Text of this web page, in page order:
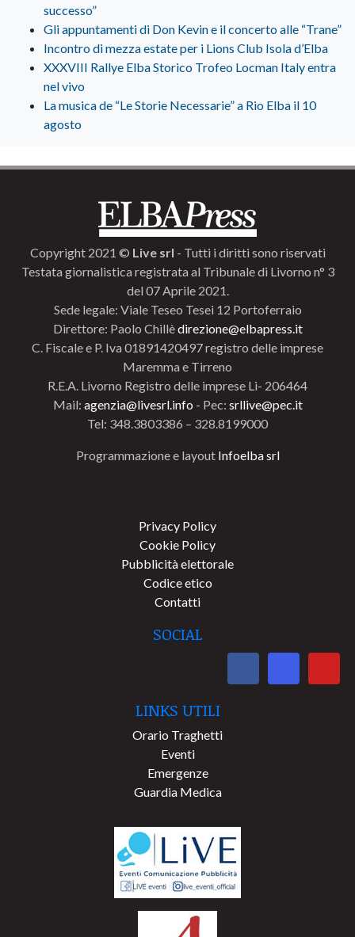
successo”
Gli appuntamenti di Don Kevin e il concerto alle “Trane”
Incontro di mezza estate per i Lions Club Isola d’Elba
XXXVIII Rallye Elba Storico Trofeo Locman Italy entra
nel vivo
La musica de “Le Storie Necessarie” a Rio Elba il 10
agosto
Copyright 2021 © Live srl - Tutti i diritti sono riservati
Testata giornalistica registrata al Tribunale di Livorno n° 3
del 07 Aprile 2021.
Sede legale: Viale Teseo Tesei 12 Portoferraio
Direttore: Paolo Chillèdirezione@elbapress.it
C. Fiscale e P. Iva 01891420497 registro delle imprese
Maremma e Tirreno
R.E.A. Livorno Registro delle imprese Li- 206464
Mail: agenzia@livesrl.info - Pec: srllive@pec.it
Tel: 348.3803386 – 328.8199000
Programmazione e layout Infoelba srl
Privacy Policy
Cookie Policy
Pubblicità elettorale
Codice etico
Contatti
SOCIAL
LINKS UTILI
Orario Traghetti
Eventi
Emergenze
Guardia Medica